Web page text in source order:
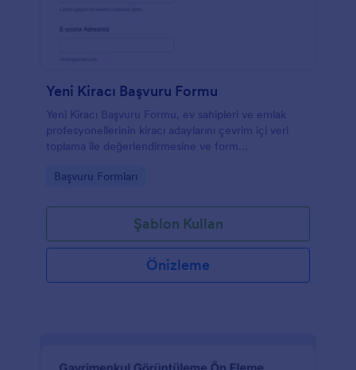
Yeni Kiracı Başvuru Formu
Yeni Kiracı Başvuru Formu, ev sahipleri ve emlak
profesyonellerinin kiracı adaylarını çevrim içi veri
toplama ile değerlendirmesine ve form
Go to Category:
Başvuru Formları
Şablon Kullan
Önizleme